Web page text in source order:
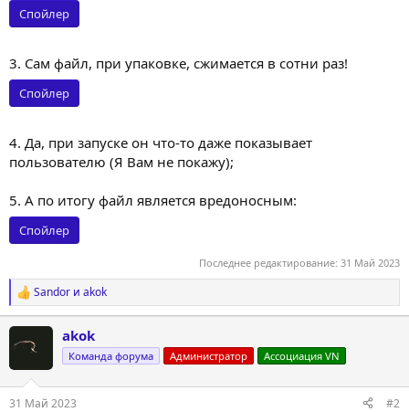
Спойлер
3. Сам файл, при упаковке, сжимается в сотни раз!
Спойлер
4. Да, при запуске он что-то даже показывает
пользователю (Я Вам не покажу);
5. А по итогу файл является вредоносным:
Спойлер
Последнее редактирование: 31 Май 2023
Р
е
а
к
и
и
:
Sandor и akok
akok
Команда форума Администратор Ассоциация VN
31 Май 2023 #2